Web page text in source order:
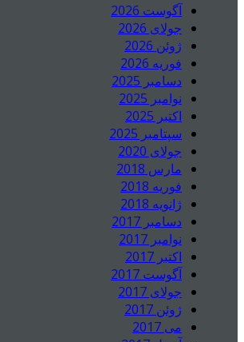
آگوست 2026
جولای 2026
ژوئن 2026
فوریه 2026
دسامبر 2025
نوامبر 2025
اکتبر 2025
سپتامبر 2025
جولای 2020
مارس 2018
فوریه 2018
ژانویه 2018
دسامبر 2017
نوامبر 2017
اکتبر 2017
آگوست 2017
جولای 2017
ژوئن 2017
می 2017